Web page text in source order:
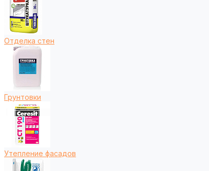
Отделка стен
Грунтовки
Утепление фасадов